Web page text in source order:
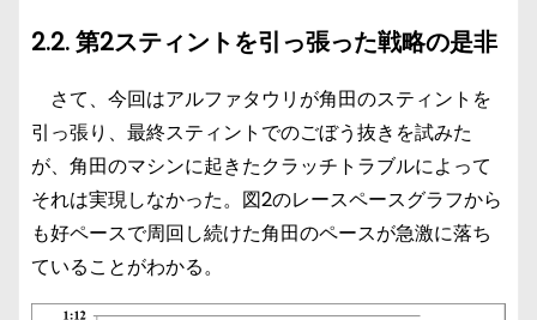
2.2. 第2スティントを引っ張った戦略の是非
さて、今回はアルファタウリが角田のスティントを
引っ張り、最終スティントでのごぼう抜きを試みた
が、角田のマシンに起きたクラッチトラブルによって
それは実現しなかった。図2のレースペースグラフから
も好ペースで周回し続けた角田のペースが急激に落ち
ていることがわかる。